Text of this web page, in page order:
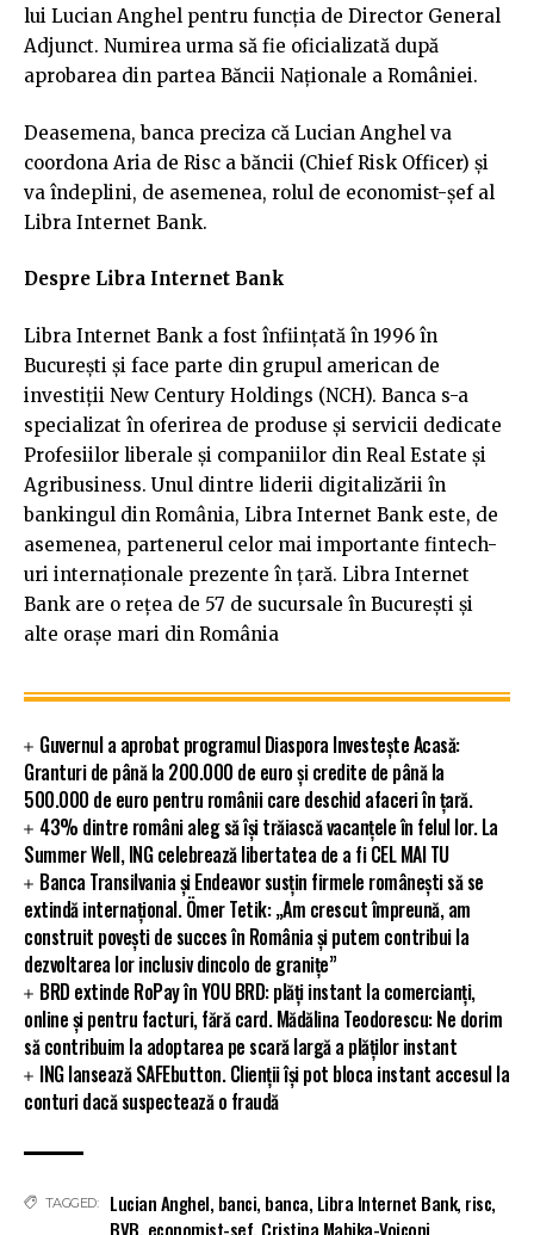
lui Lucian Anghel pentru funcția de Director General
Adjunct. Numirea urma să fie oficializată după
aprobarea din partea Băncii Naționale a României.
Deasemena, banca preciza că Lucian Anghel va
coordona Aria de Risc a băncii (Chief Risk Officer) și
va îndeplini, de asemenea, rolul de economist-șef al
Libra Internet Bank.
Despre Libra Internet Bank
Libra Internet Bank a fost înființată în 1996 în
București și face parte din grupul american de
investiții New Century Holdings (NCH). Banca s-a
specializat în oferirea de produse și servicii dedicate
Profesiilor liberale și companiilor din Real Estate și
Agribusiness. Unul dintre liderii digitalizării în
bankingul din România, Libra Internet Bank este, de
asemenea, partenerul celor mai importante fintech-
uri internaționale prezente în țară. Libra Internet
Bank are o rețea de 57 de sucursale în București și
alte orașe mari din România
Guvernul a aprobat programul Diaspora Investește Acasă:
Granturi de până la 200.000 de euro și credite de până la
500.000 de euro pentru românii care deschid afaceri în țară.
43% dintre români aleg să își trăiască vacanțele în felul lor. La
Summer Well, ING celebrează libertatea de a fi CEL MAI TU
Banca Transilvania și Endeavor susțin firmele românești să se
extindă internațional. Ömer Tetik: „Am crescut împreună, am
construit povești de succes în România și putem contribui la
dezvoltarea lor inclusiv dincolo de granițe”
BRD extinde RoPay în YOU BRD: plăți instant la comercianți,
online și pentru facturi, fără card. Mădălina Teodorescu: Ne dorim
să contribuim la adoptarea pe scară largă a plăților instant
ING lansează SAFEbutton. Clienții își pot bloca instant accesul la
conturi dacă suspectează o fraudă
TAGGED: Lucian Anghel, banci, banca, Libra Internet Bank, risc,
BVB economist-sef Cristina Mahika-Voiconi